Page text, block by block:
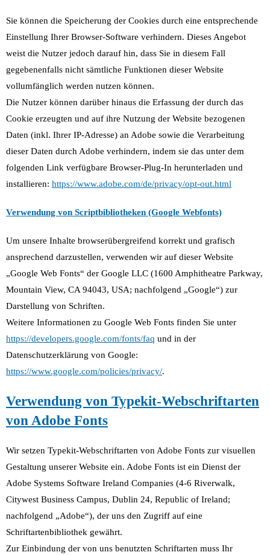
Sie können die Speicherung der Cookies durch eine entsprechende
Einstellung Ihrer Browser-Software verhindern. Dieses Angebot
weist die Nutzer jedoch darauf hin, dass Sie in diesem Fall
gegebenenfalls nicht sämtliche Funktionen dieser Website
vollumfänglich werden nutzen können.
Die Nutzer können darüber hinaus die Erfassung der durch das
Cookie erzeugten und auf ihre Nutzung der Website bezogenen
Daten (inkl. Ihrer IP-Adresse) an Adobe sowie die Verarbeitung
dieser Daten durch Adobe verhindern, indem sie das unter dem
folgenden Link verfügbare Browser-Plug-In herunterladen und
installieren: https://www.adobe.com/de/privacy/opt-out.html
Verwendung von Scriptbibliotheken (Google Webfonts)
Um unsere Inhalte browserübergreifend korrekt und grafisch
ansprechend darzustellen, verwenden wir auf dieser Website
„Google Web Fonts“ der Google LLC (1600 Amphitheatre Parkway,
Mountain View, CA 94043, USA; nachfolgend „Google“) zur
Darstellung von Schriften.
Weitere Informationen zu Google Web Fonts finden Sie unter
https://developers.google.com/fonts/faq und in der
Datenschutzerklärung von Google:
https://www.google.com/policies/privacy/.
Verwendung von Typekit-Webschriftarten
von Adobe Fonts
Wir setzen Typekit-Webschriftarten von Adobe Fonts zur visuellen
Gestaltung unserer Website ein. Adobe Fonts ist ein Dienst der
Adobe Systems Software Ireland Companies (4-6 Riverwalk,
Citywest Business Campus, Dublin 24, Republic of Ireland;
nachfolgend „Adobe“), der uns den Zugriff auf eine
Schriftartenbibliothek gewährt.
Zur Einbindung der von uns benutzten Schriftarten muss Ihr